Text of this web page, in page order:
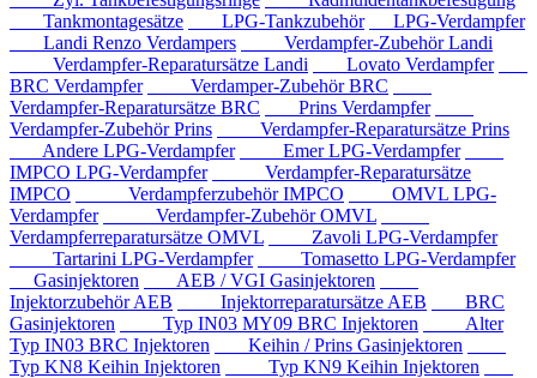
Tankmontagesätze
LPG-Tankzubehör
LPG-Verdampfer
Landi Renzo Verdampers
Verdampfer-Zubehör Landi
Verdampfer-Reparatursätze Landi
Lovato Verdampfer
BRC Verdampfer
Verdamper-Zubehör BRC
Verdampfer-Reparatursätze BRC
Prins Verdampfer
Verdampfer-Zubehör Prins
Verdampfer-Reparatursätze Prins
Andere LPG-Verdampfer
Emer LPG-Verdampfer
IMPCO LPG-Verdampfer
Verdampfer-Reparatursätze
IMPCO
Verdampferzubehör IMPCO
OMVL LPG-
Verdampfer
Verdampfer-Zubehör OMVL
Verdampferreparatursätze OMVL
Zavoli LPG-Verdampfer
Tartarini LPG-Verdampfer
Tomasetto LPG-Verdampfer
Gasinjektoren
AEB / VGI Gasinjektoren
Injektorzubehör AEB
Injektorreparatursätze AEB
BRC
Gasinjektoren
Typ IN03 MY09 BRC Injektoren
Alter
Typ IN03 BRC Injektoren
Keihin / Prins Gasinjektoren
Typ KN8 Keihin Injektoren
Typ KN9 Keihin Injektoren